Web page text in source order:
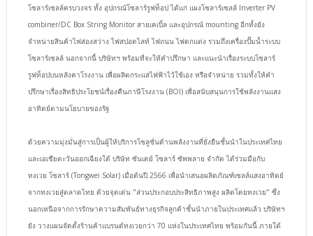
โซลาร์เซลล์ครบวงจร ทั้ง อุปกรณ์โซลาร์รูฟท็อป ได้แก่ แผงโซลาร์เซลล์ Inverter PV
combiner/DC Box String Monitor สายเคเบิ้ล และอุปกรณ์ mounting อีกทั้งยัง
จำหน่ายสินค้าไฟส่องสว่าง ไฟสปอตไลท์ ไฟถนน ไฟตกแต่ง รวมถึงเครื่องปั๊มน้ำระบบ
โซลาร์เซลล์ นอกจากนี้ บริษัทฯ พร้อมที่จะให้คำปรึกษา และแนะนำเรื่องระบบโซลาร์
รูฟท็อปบนหลังคาโรงงาน เพื่อผลิตกระแสไฟฟ้าไว้ใช้เอง หรือจำหน่าย รวมทั้งให้คำ
ปรึกษาเรื่องสิทธิประโยชน์เรื่องคืนภาษีโรงงาน (BOI) เพื่อสนับสนุนการใช้พลังงานแสง
อาทิตย์ตามนโยบายของรัฐ
ด้วยความมุ่งมั่นสู่การเป็นผู้ให้บริการโซลูชั่นด้านพลังงานที่ยั่งยืนชั้นนำในประเทศไทย
และเอเชียตะวันออกเฉียงใต้ บริษัท ซันเดย์ โซลาร์ ซัพพลาย จำกัด ได้ร่วมมือกับ
ทงเวย โซลาร์ (Tongwei Solar) เมื่อต้นปี 2566 เพื่อนำเสนอผลิตภัณฑ์เซลล์แสงอาทิตย์
จากทงเวยสู่ตลาดไทย ด้วยจุดเด่น "ส่วนประกอบประสิทธิภาพสูง ผลิตโดยทงเวย" ซึ่ง
นอกเหนือจากการรักษาความสัมพันธ์ทางธุรกิจลูกค้าชั้นนำภายในประเทศแล้ว บริษัทฯ
ยัง วางแผนจัดตั้งร้านค้าแบรนด์ทงเวยกว่า 70 แห่งในประเทศไทย พร้อมกันนี้ ภายใต้